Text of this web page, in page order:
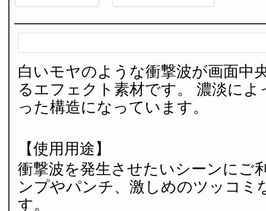
白いモヤのような衝撃波が画面中
るエフェクト素材です。 濃淡によ
った構造になっています。
【使用用途】
衝撃波を発生させたいシーンにご
ンプやパンチ、激しめのツッコミ
す。